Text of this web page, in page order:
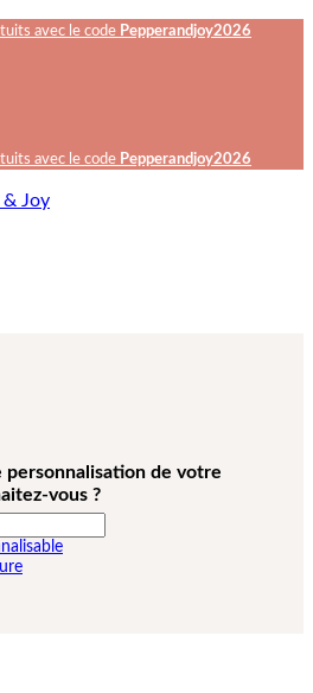
avec le code Pepperandjoy2026
avec le code Pepperandjoy2026
personnalisation de votre
vous ?